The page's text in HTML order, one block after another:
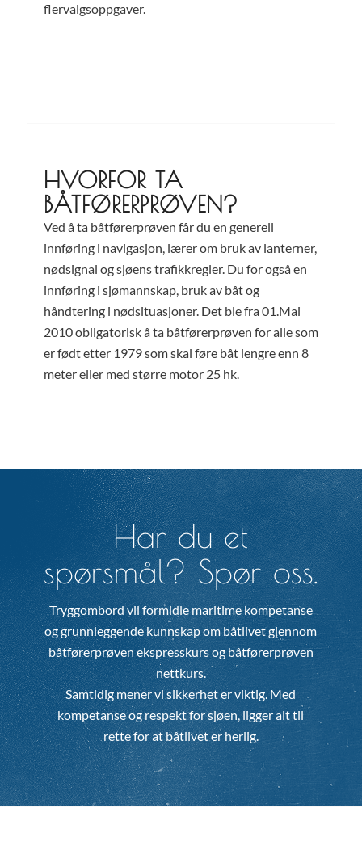
flervalgsoppgaver.
HVORFOR TA
BÅTFØRERPRØVEN?
Ved å ta båtførerprøven får du en generell
innføring i navigasjon, lærer om bruk av lanterner,
nødsignal og sjøens trafikkregler. Du for også en
innføring i sjømannskap, bruk av båt og
håndtering i nødsituasjoner. Det ble fra 01.Mai
2010 obligatorisk å ta båtførerprøven for alle som
er født etter 1979 som skal føre båt lengre enn 8
meter eller med større motor 25 hk.
Har du et
spørsmål? Spør oss.
Tryggombord vil formidle maritime kompetanse
og grunnleggende kunnskap om båtlivet gjennom
båtførerprøven ekspresskurs og båtførerprøven
nettkurs.
Samtidig mener vi sikkerhet er viktig. Med
kompetanse og respekt for sjøen, ligger alt til
rette for at båtlivet er herlig.